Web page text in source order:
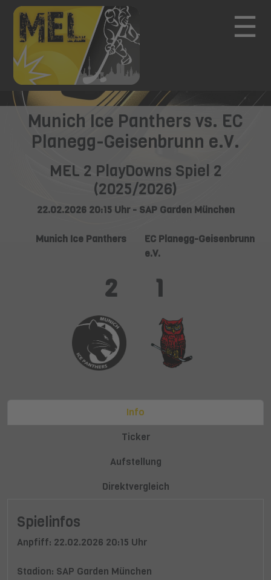
☰
Munich Ice Panthers vs. EC
Planegg-Geisenbrunn e.V.
MEL 2 PlayDowns Spiel 2
(2025/2026)
22.02.2026 20:15 Uhr - SAP Garden München
Munich Ice Panthers
EC Planegg-Geisenbrunn
e.V.
2 1
Info
Ticker
Aufstellung
Direktvergleich
Spielinfos
Anpfiff: 22.02.2026 20:15 Uhr
Stadion: SAP Garden München